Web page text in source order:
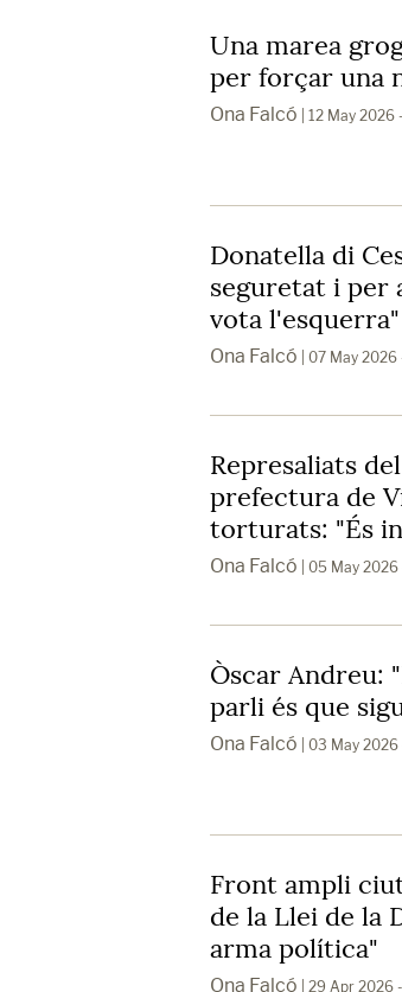
Una marea
per forçar una
Ona Falcó | 12 May 2026
Donatella di
seguretat i per
vota l'esquerra"
Ona Falcó | 07 May
Represaliats
prefectura de
torturats: "És
Ona Falcó | 05 May
Òscar Andreu:
parli és que
Ona Falcó | 03 May
Front ampli
de la Llei de la
arma política"
Ona Falcó | 29 Apr 2026